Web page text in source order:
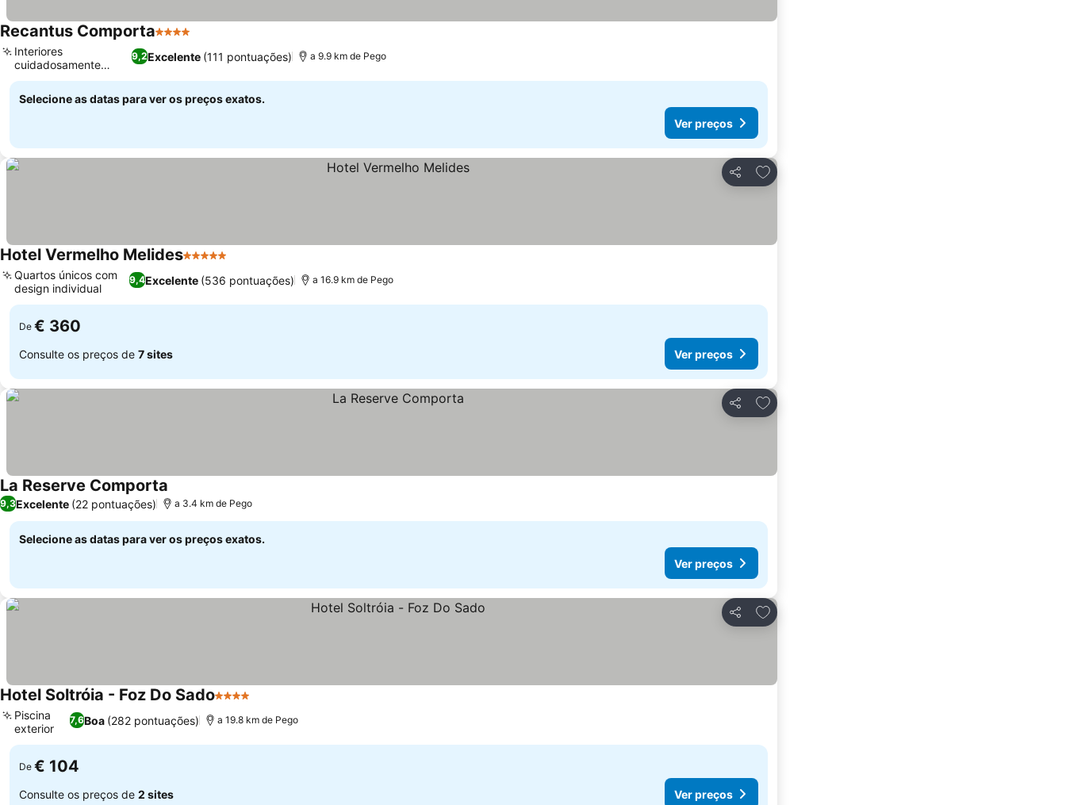
Recantus Comporta4 Estrelas
9,2Excelente (111 pontuações)
Interiores
cuidadosamente
projetados
a 9.9 km de Pego
Selecione as datas para ver os preços exatos.
Ver preços
Partilhar
Adicionar aos favoritos
Hotel Vermelho Melides5 Estrelas
9,4Excelente (536 pontuações)
Quartos únicos com
design individual
a 16.9 km de Pego
De € 360
Consulte os preços de 7 sites Ver preços
Partilhar
Adicionar aos favoritos
La Reserve ComportaVer preços
9,3Excelente (22 pontuações) a 3.4 km de Pego
Selecione as datas para ver os preços exatos.
Ver preços
Partilhar
Adicionar aos favoritos
Hotel Soltróia - Foz Do Sado4 Estrelas
7,6Boa (282 pontuações)
Piscina
exterior
a 19.8 km de Pego
De € 104
Consulte os preços de 2 sites Ver preços